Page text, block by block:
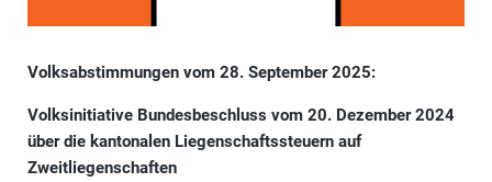
Volksabstimmungen vom 28. September 2025:
Volksinitiative Bundesbeschluss vom 20. Dezember 2024
über die kantonalen Liegenschaftssteuern auf
Zweitliegenschaften